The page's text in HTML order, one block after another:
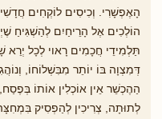
הָאֶפְשָׁרִי. וְכִיסִים לוֹקְחִים
הוֹלְכִים אֶל הָרֵיחַיִם לְהַשְׁגִּיחַ
תַּלְמִידֵי חֲכָמִים רָאוי לְכָל
דְּמִצְוָה בּוֹ יוֹתֵר מִבִּשְׁלוֹחוֹ,
הַהֶכְשֵׁר אֵין אוֹכְלִין אוֹתוֹ
לְתוּתָה, צְרִיכִין לְהַפְסִיק